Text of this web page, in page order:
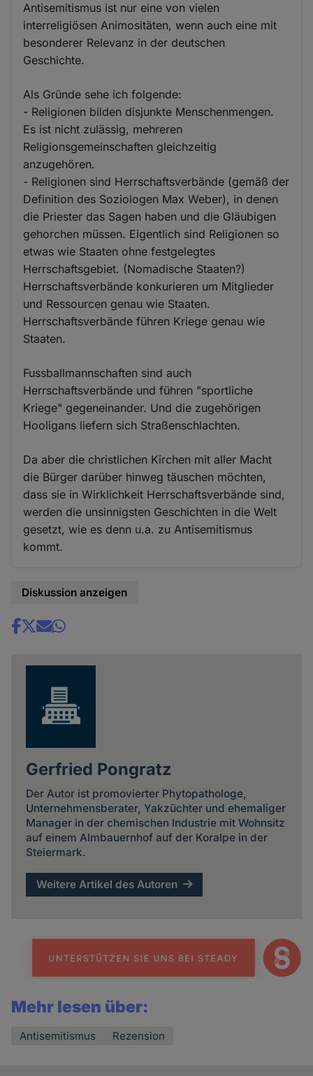
Antisemitismus ist nur eine von vielen
interreligiösen Animositäten, wenn auch eine mit
besonderer Relevanz in der deutschen
Geschichte.
Als Gründe sehe ich folgende:
- Religionen bilden disjunkte Menschenmengen.
Es ist nicht zulässig, mehreren
Religionsgemeinschaften gleichzeitig
anzugehören.
- Religionen sind Herrschaftsverbände (gemäß der
Definition des Soziologen Max Weber), in denen
die Priester das Sagen haben und die Gläubigen
gehorchen müssen. Eigentlich sind Religionen so
etwas wie Staaten ohne festgelegtes
Herrschaftsgebiet. (Nomadische Staaten?)
Herrschaftsverbände konkurieren um Mitglieder
und Ressourcen genau wie Staaten.
Herrschaftsverbände führen Kriege genau wie
Staaten.
Fussballmannschaften sind auch
Herrschaftsverbände und führen "sportliche
Kriege" gegeneinander. Und die zugehörigen
Hooligans liefern sich Straßenschlachten.
Da aber die christlichen Kirchen mit aller Macht
die Bürger darüber hinweg täuschen möchten,
dass sie in Wirklichkeit Herrschaftsverbände sind,
werden die unsinnigsten Geschichten in die Welt
gesetzt, wie es denn u.a. zu Antisemitismus
kommt.
Diskussion anzeigen
Share
Gerfried Pongratz
Der Autor ist promovierter Phytopathologe,
Unternehmensberater, Yakzüchter und ehemaliger
Manager in der chemischen Industrie mit Wohnsitz
auf einem Almbauernhof auf der Koralpe in der
Steiermark.
Weitere Artikel des Autoren
Mehr lesen über:
Antisemitismus Rezension